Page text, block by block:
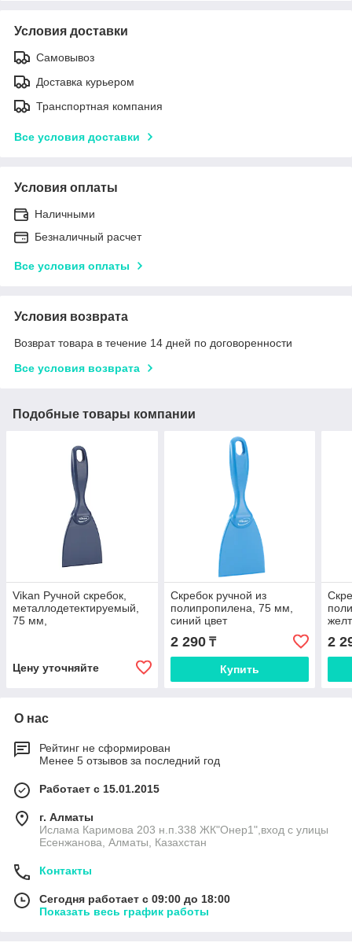
Условия доставки
Самовывоз
Доставка курьером
Транспортная компания
Все условия доставки
Условия оплаты
Наличными
Безналичный расчет
Все условия оплаты
Условия возврата
Возврат товара в течение 14 дней по договоренности
Все условия возврата
Подобные товары компании
Vikan Ручной скребок,
металлодетектируемый,
75 мм,
Цену уточняйте
Скребок ручной из
полипропилена, 75 мм,
синий цвет
2 290₸
Купить
2
О нас
Рейтинг не сформирован
Менее 5 отзывов за последний год
Работает с 15.01.2015
г. Алматы
Ислама Каримова 203 н.п.338 ЖК"Онер1",вход с улицы
Есенжанова, Алматы, Казахстан
Контакты
Сегодня работает с 09:00 до 18:00
Показать весь график работы